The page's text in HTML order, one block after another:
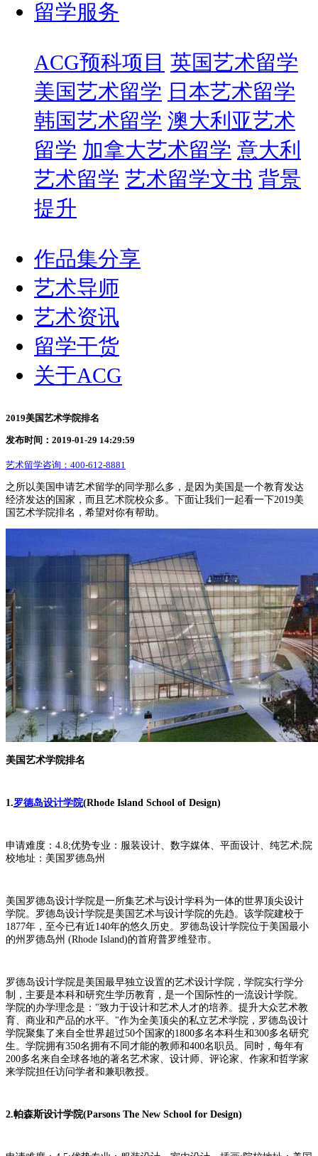
留学服务
ACG预科项目 英国艺术留学
美国艺术留学 日本艺术留学
韩国艺术留学 澳大利亚艺术
留学 加拿大艺术留学 意大利
艺术留学 艺术留学文书 背景
提升
作品集分享
艺术导师
艺术资讯
留学干货
关于ACG
2019美国艺术学院排名
发布时间：2019-01-29 14:29:59
艺术留学咨询： 400-612-8881
之所以美国申请艺术留学的同学那么多，是因为美国是一个教育发达
经济发达的国家，而且艺术院校众多。下面让我们一起看一下2019美
国艺术学院排名，希望对你有帮助。
美国艺术学院排名
1.罗德岛设计学院(Rhode Island School of Design)
申请难度：4.8;优势专业：服装设计、数字媒体、平面设计、纯艺术;院
校地址：美国罗德岛州
美国罗德岛设计学院是一所集艺术与设计学科为一体的世界顶尖设计
学院。罗德岛设计学院是美国艺术与设计学院的先趋。该学院建校于
1877年，至今已有近140年的悠久历史。罗德岛设计学院位于美国最小
的州罗德岛州 (Rhode Island)的首府普罗维登市。
罗德岛设计学院是美国最早独立设置的艺术设计学院，学院实行学分
制，主要是本科和研究生学历教育，是一个国际性的一流设计学院。
学院的办学理念是："致力于设计和艺术人才的培养。提升大众艺术教
育、商业和产品的水平。"作为全美顶尖的私立艺术学院，罗德岛设计
学院聚集了来自全世界超过50个国家的1800多名本科生和300多名研究
生。学院拥有350名拥有不同才能的教师和400名职员。同时，每年有
200多名来自全球各地的著名艺术家、设计师、评论家、作家和哲学家
来学院担任访问学者和兼职教授。
2.帕森斯设计学院(Parsons The New School for Design)